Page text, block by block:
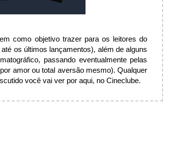
como objetivo trazer para os leitores do
os últimos lançamentos), além de alguns
passando eventualmente pelas
amor ou total aversão mesmo). Qualquer
você vai ver por aqui, no Cineclube.